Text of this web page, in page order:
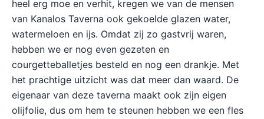
heel erg moe en verhit, kregen we van de mensen
van Kanalos Taverna ook gekoelde glazen water,
watermeloen en ijs. Omdat zij zo gastvrij waren,
hebben we er nog even gezeten en
courgetteballetjes besteld en nog een drankje. Met
het prachtige uitzicht was dat meer dan waard. De
eigenaar van deze taverna maakt ook zijn eigen
olijfolie, dus om hem te steunen hebben we een fles